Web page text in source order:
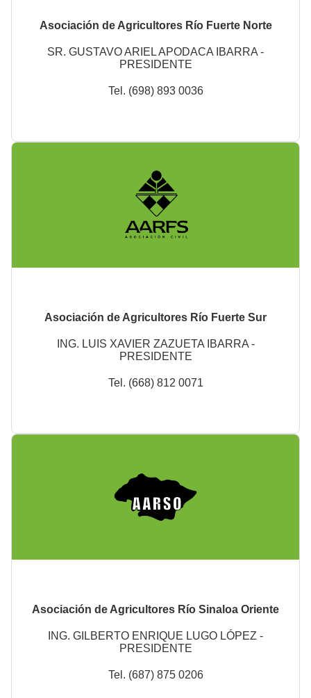
Asociación de Agricultores Río Fuerte Norte
SR. GUSTAVO ARIEL APODACA IBARRA -
PRESIDENTE
Tel. (698) 893 0036
Asociación de Agricultores Río Fuerte Sur
ING. LUIS XAVIER ZAZUETA IBARRA -
PRESIDENTE
Tel. (668) 812 0071
Asociación de Agricultores Río Sinaloa Oriente
ING. GILBERTO ENRIQUE LUGO LÓPEZ -
PRESIDENTE
Tel. (687) 875 0206